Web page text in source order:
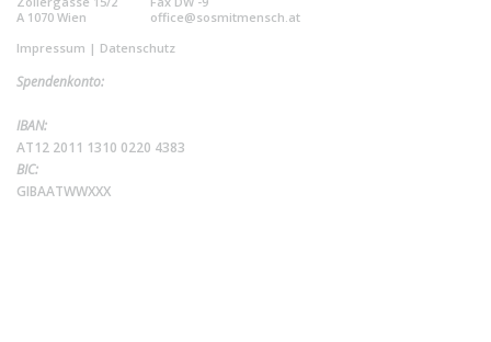
A 1070 Wien
office@sosmitmensch.at
Impressum | Datenschutz
Spendenkonto:
IBAN:
AT12 2011 1310 0220 4383
BIC:
GIBAATWWXXX